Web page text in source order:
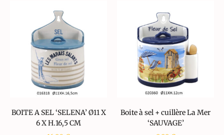
BOITE A SEL ‘SELENA’ Ø11 X
6 X H.16,5 CM
Boite à sel + cuillère La Mer
‘SAUVAGE’